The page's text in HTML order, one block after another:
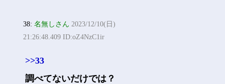
38:名無しさん 2023/12/10(日)
21:26:48.409 ID:oZ4NzC1ir
>>33
調べてないだけでは？